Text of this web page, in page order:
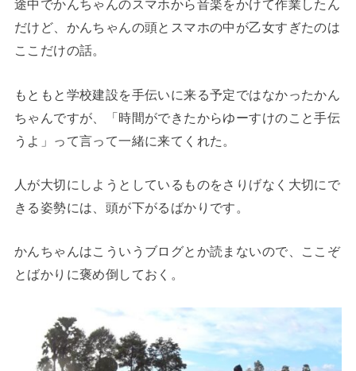
途中でかんちゃんのスマホから音楽をかけて作業したん
だけど、かんちゃんの頭とスマホの中が乙女すぎたのは
ここだけの話。
もともと学校建設を手伝いに来る予定ではなかったかん
ちゃんですが、「時間ができたからゆーすけのこと手伝
うよ」って言って一緒に来てくれた。
人が大切にしようとしているものをさりげなく大切にで
きる姿勢には、頭が下がるばかりです。
かんちゃんはこういうブログとか読まないので、ここぞ
とばかりに褒め倒しておく。